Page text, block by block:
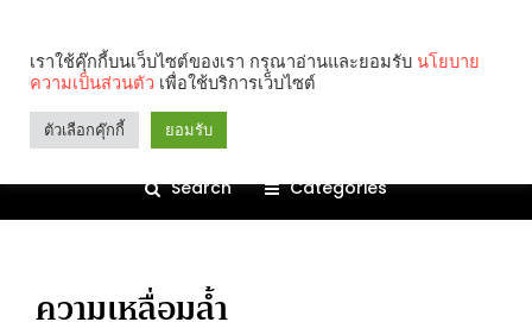
Search Categories
ความเหลื่อมล้ำ
เราใช้คุ๊กกี้บนเว็บไซต์ของเรา กรุณาอ่านและยอมรับ นโยบาย
ความเป็นส่วนตัว เพื่อใช้บริการเว็บไซต์
ตัวเลือกคุ๊กกี้ ยอมรับ